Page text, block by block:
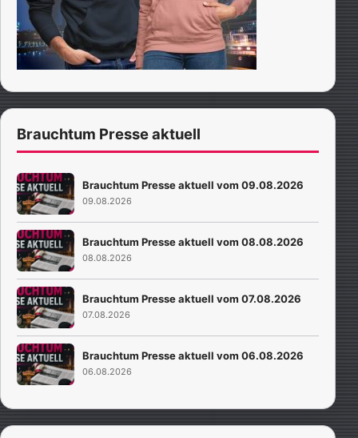
Brauchtum Presse aktuell
Brauchtum Presse aktuell vom 09.08.2026
09.08.2026
Brauchtum Presse aktuell vom 08.08.2026
08.08.2026
Brauchtum Presse aktuell vom 07.08.2026
07.08.2026
Brauchtum Presse aktuell vom 06.08.2026
06.08.2026